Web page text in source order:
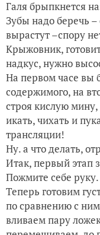
Галя брыпкнется
Зубы надо беречь
вырастут –спору
Крыжовник,
надкус, нужно
На первом часе вы
содержимого, на
строя кислую мину,
икать, чихать и
трансляции!
Ну. а что делать,
Итак, первый этап
Пожмите себе руку.
Теперь готовим
по сравнению с
вливаем пару